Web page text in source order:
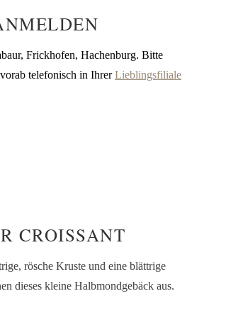
Frickhofen, Hachenburg. Bitte
telefonisch in IhrerLieblingsfiliale
CROISSANT
rösche Kruste und eine blättrige
dieses kleine Halbmondgebäck aus.